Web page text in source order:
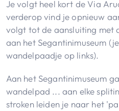
Je volgt heel kort de Via
verderop vind je opnieuw
volgt tot de aansluiting met
aan het Segantinimuseum
wandelpaadje op links).
Aan het Segantinimuseum
wandelpad ... aan elke
stroken leiden je naar het